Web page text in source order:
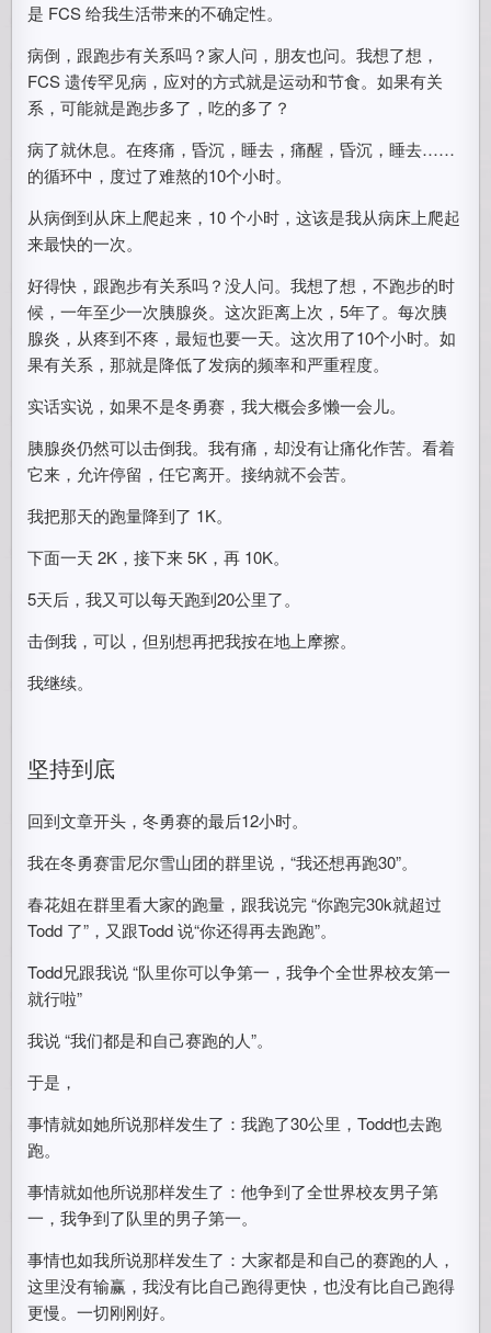
是 FCS 给我生活带来的不确定性。
病倒，跟跑步有关系吗？家人问，朋友也问。我想了想，
FCS 遗传罕见病，应对的方式就是运动和节食。如果有关
系，可能就是跑步多了，吃的多了？
病了就休息。在疼痛，昏沉，睡去，痛醒，昏沉，睡去……
的循环中，度过了难熬的10个小时。
从病倒到从床上爬起来，10 个小时，这该是我从病床上爬起
来最快的一次。
好得快，跟跑步有关系吗？没人问。我想了想，不跑步的时
候，一年至少一次胰腺炎。这次距离上次，5年了。每次胰
腺炎，从疼到不疼，最短也要一天。这次用了10个小时。如
果有关系，那就是降低了发病的频率和严重程度。
实话实说，如果不是冬勇赛，我大概会多懒一会儿。
胰腺炎仍然可以击倒我。我有痛，却没有让痛化作苦。看着
它来，允许停留，任它离开。接纳就不会苦。
我把那天的跑量降到了 1K。
下面一天 2K，接下来 5K，再 10K。
5天后，我又可以每天跑到20公里了。
击倒我，可以，但别想再把我按在地上摩擦。
我继续。
坚持到底
回到文章开头，冬勇赛的最后12小时。
我在冬勇赛雷尼尔雪山团的群里说，“我还想再跑30”。
春花姐在群里看大家的跑量，跟我说完 “你跑完30k就超过
Todd 了”，又跟Todd 说“你还得再去跑跑”。
Todd兄跟我说 “队里你可以争第一，我争个全世界校友第一
就行啦”
我说 “我们都是和自己赛跑的人”。
于是，
事情就如她所说那样发生了：我跑了30公里，Todd也去跑
跑。
事情就如他所说那样发生了：他争到了全世界校友男子第
一，我争到了队里的男子第一。
事情也如我所说那样发生了：大家都是和自己的赛跑的人，
这里没有输赢，我没有比自己跑得更快，也没有比自己跑得
更慢。一切刚刚好。